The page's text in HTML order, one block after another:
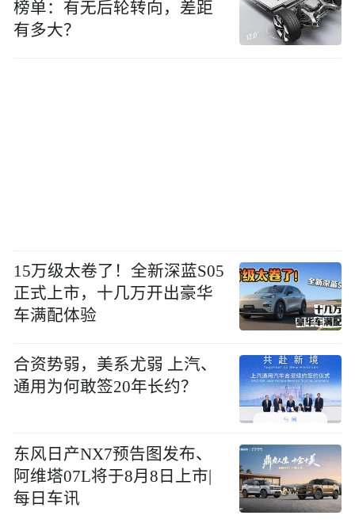
榜单：有无后轮转向，差距
有多大？
15万级太卷了！全新深蓝S05
正式上市，十几万开出豪华
车满配体验
合资势弱，美系尤弱 上汽、
通用为何敢签20年长约？
东风日产NX7预告图发布、
阿维塔07L将于8月8日上市|
每日车讯